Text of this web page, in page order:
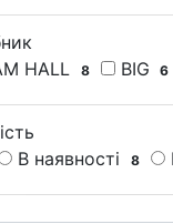
HALL
8 BIG 6
В наявності 8